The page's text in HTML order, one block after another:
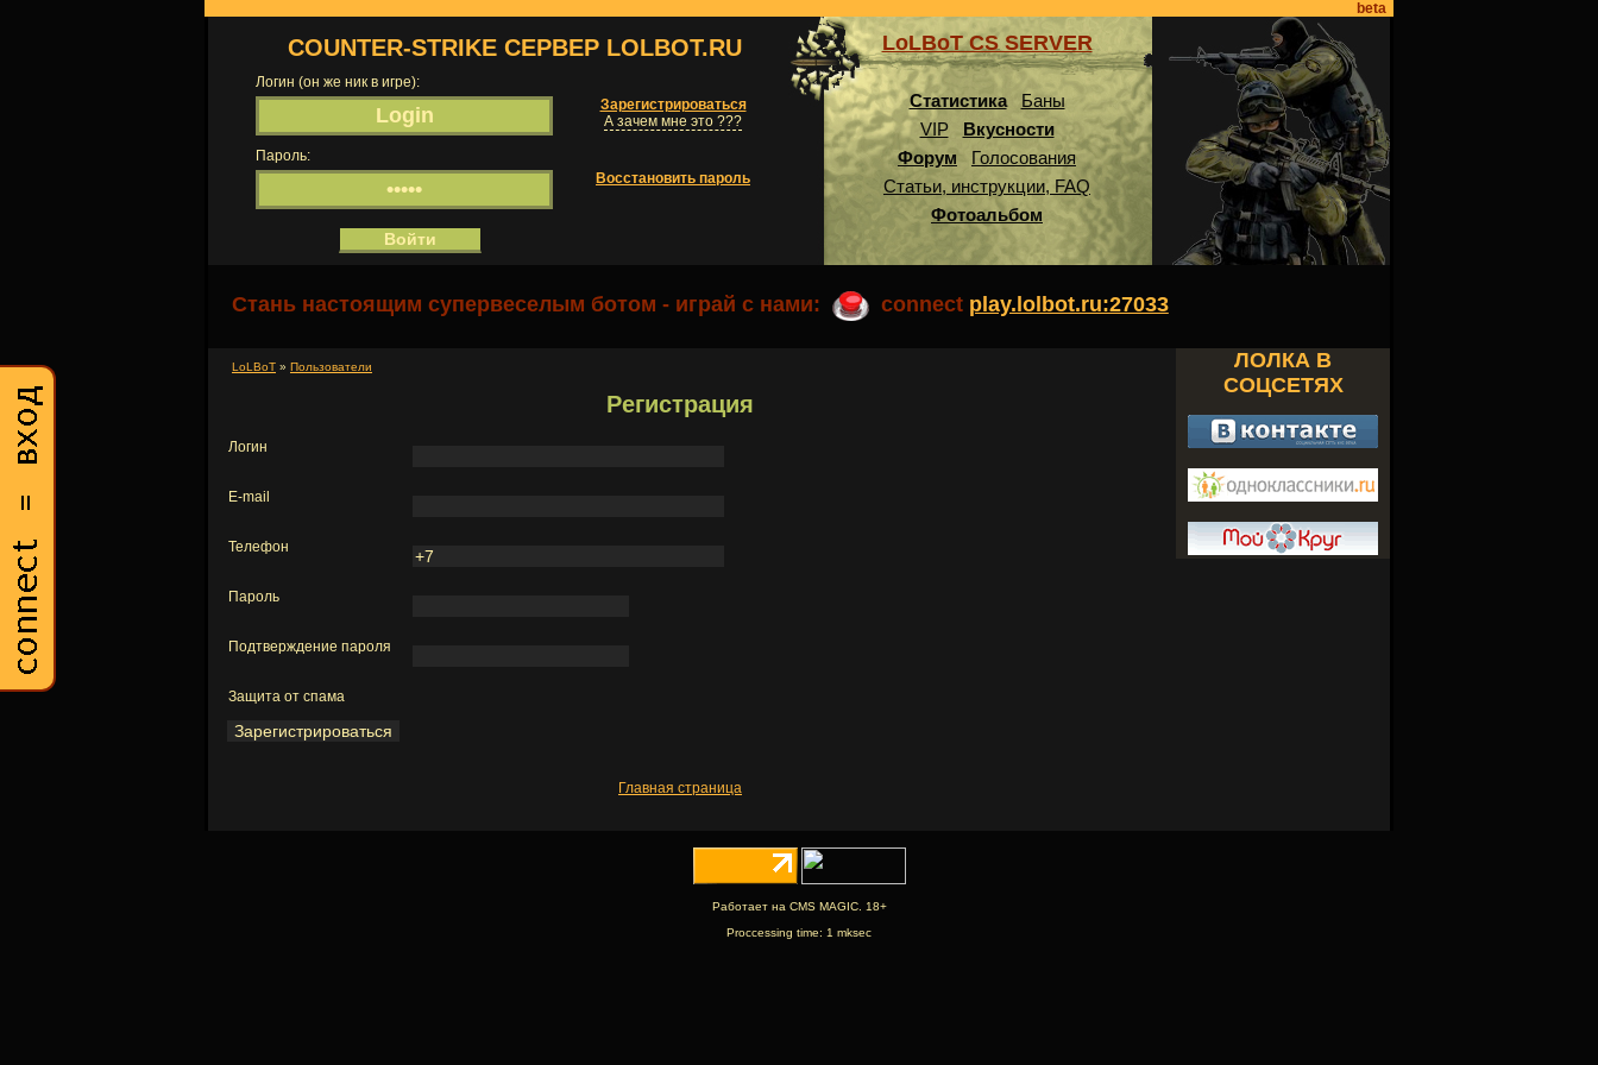
beta
COUNTER-STRIKE СЕРВЕР LOLBOT.RU
Логин (он же ник в игре):
Зарегистрироваться
А зачем мне это ???
Пароль:
Восстановить пароль
LoLBoT CS SERVER
Статистика
Баны
VIP
Вкусности
Форум
Голосования
Статьи, инструкции, FAQ
Фотоальбом
Стань настоящим супервеселым ботом - играй с нами: connect play.lolbot.ru:27033
LoLBoT » Пользователи
Регистрация
Логин
E-mail
Телефон
Пароль
Подтверждение пароля
Защита от спама
Главная страница
ЛОЛКА В
СОЦСЕТЯХ
Работает на CMS MAGIC. 18+
Proccessing time: 1 mksec